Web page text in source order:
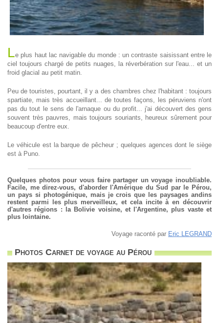
Le plus haut lac navigable du monde : un contraste saisissant entre le
ciel toujours chargé de petits nuages, la réverbération sur l'eau... et un
froid glacial au petit matin.
Peu de touristes, pourtant, il y a des chambres chez l'habitant : toujours
spartiate, mais très accueillant... de toutes façons, les péruviens n'ont
pas du tout le sens de l'arnaque ou du profit... j'ai découvert des gens
souvent très pauvres, mais toujours souriants, heureux sûrement pour
beaucoup d'entre eux.
Le véhicule est la barque de pêcheur ; quelques agences dont le siège
est à Puno.
Quelques photos pour vous faire partager un voyage inoubliable.
Facile, me direz-vous, d'aborder l'Amérique du Sud par le Pérou,
un pays si photogénique, mais je crois que les paysages andins
restent parmi les plus merveilleux, et cela incite à en découvrir
d'autres régions : la Bolivie voisine, et l'Argentine, plus vaste et
plus lointaine.
Voyage raconté par Eric LEGRAND
Photos Carnet de voyage au Pérou